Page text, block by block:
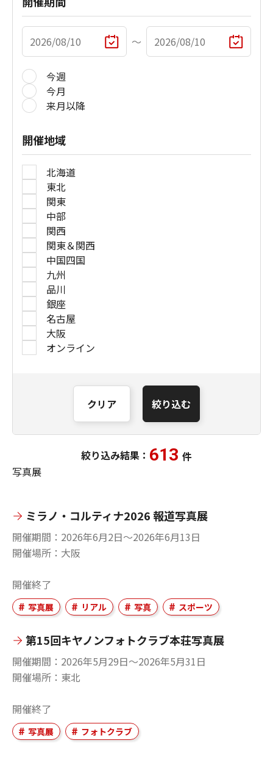
〜
今週
今月
来月以降
開催地域
北海道
東北
関東
中部
関西
関東＆関西
中国四国
九州
品川
銀座
名古屋
大阪
オンライン
クリア 絞り込む
絞り込み結果： 613 件
写真展
ミラノ・コルティナ2026 報道写真展
開催期間
2026年6月2日〜2026年6月13日
開催場所
大阪
開催終了
写真展 リアル 写真 スポーツ
第15回キヤノンフォトクラブ本荘写真展
開催期間
2026年5月29日〜2026年5月31日
開催場所
東北
開催終了
写真展 フォトクラブ